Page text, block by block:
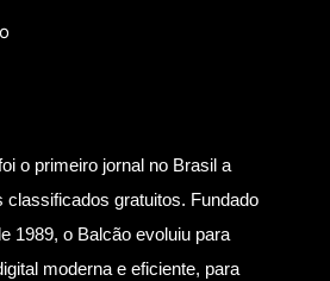
o primeiro jornal no Brasil a
classificados gratuitos. Fundado
1989, o Balcão evoluiu para
moderna e eficiente, para